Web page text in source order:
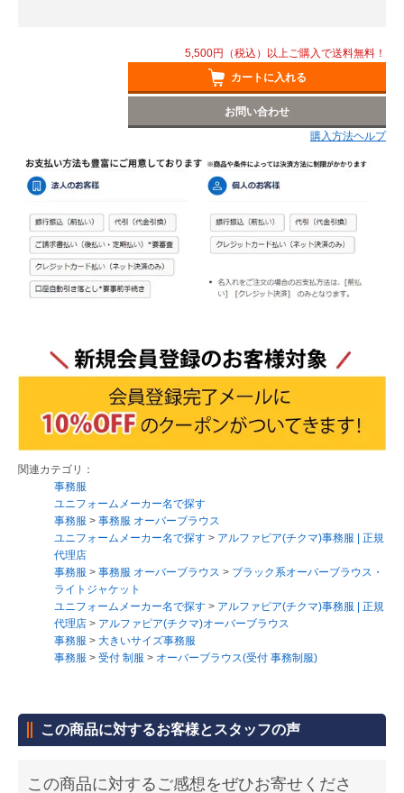
5,500円（税込）以上ご購入で送料無料！
カートに入れる
お問い合わせ
購入方法ヘルプ
関連カテゴリ：
事務服
ユニフォームメーカー名で探す
事務服 > 事務服 オーバーブラウス
ユニフォームメーカー名で探す > アルファピア(チクマ)事務服 | 正規
代理店
事務服 > 事務服 オーバーブラウス > ブラック系オーバーブラウス・
ライトジャケット
ユニフォームメーカー名で探す > アルファピア(チクマ)事務服 | 正規
代理店 > アルファピア(チクマ)オーバーブラウス
事務服 > 大きいサイズ事務服
事務服 > 受付 制服 > オーバーブラウス(受付 事務制服)
この商品に対するお客様とスタッフの声
この商品に対するご感想をぜひお寄せくださ